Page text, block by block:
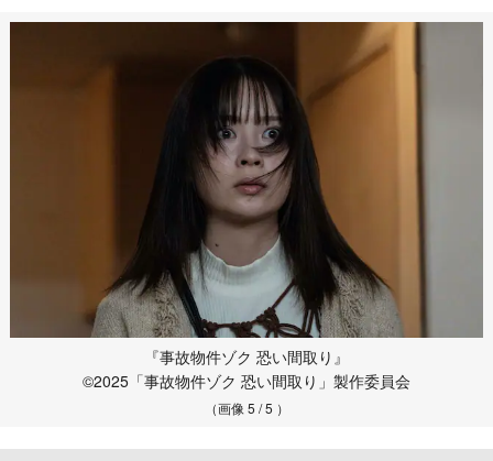
『事故物件ゾク 恐い間取り』
©2025「事故物件ゾク 恐い間取り」製作委員会
（画像 5 / 5 ）